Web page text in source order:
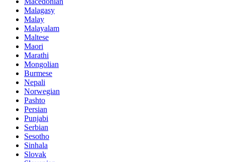
Malagasy
Malay
Malayalam
Maltese
Maori
Marathi
Mongolian
Burmese
Nepali
Norwegian
Pashto
Persian
Punjabi
Serbian
Sesotho
Sinhala
Slovak